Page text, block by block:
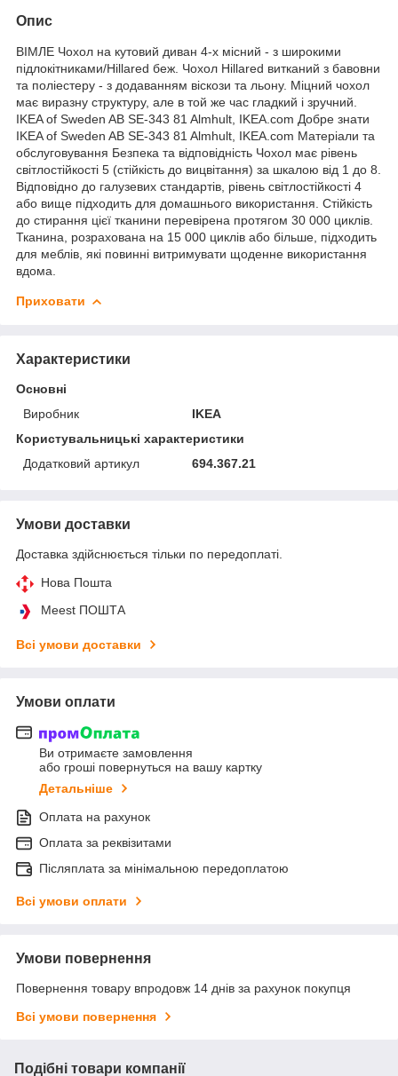
Опис
ВІМЛЕ Чохол на кутовий диван 4-х місний - з широкими
підлокітниками/Hillared беж. Чохол Hillared витканий з бавовни
та поліестеру - з додаванням віскози та льону. Міцний чохол
має виразну структуру, але в той же час гладкий і зручний.
IKEA of Sweden AB SE-343 81 Almhult, IKEA.com Добре знати
IKEA of Sweden AB SE-343 81 Almhult, IKEA.com Матеріали та
обслуговування Безпека та відповідність Чохол має рівень
світлостійкості 5 (стійкість до вицвітання) за шкалою від 1 до 8.
Відповідно до галузевих стандартів, рівень світлостійкості 4
або вище підходить для домашнього використання. Стійкість
до стирання цієї тканини перевірена протягом 30 000 циклів.
Тканина, розрахована на 15 000 циклів або більше, підходить
для меблів, які повинні витримувати щоденне використання
вдома.
Приховати
Характеристики
Основні
Виробник
IKEA
Користувальницькі характеристики
Додатковий артикул
694.367.21
Умови доставки
Доставка здійснюється тільки по передоплаті.
Нова Пошта
Meest ПОШТА
Всі умови доставки
Умови оплати
Ви отримаєте замовлення
або гроші повернуться на вашу картку
Детальніше
Оплата на рахунок
Оплата за реквізитами
Післяплата за мінімальною передоплатою
Всі умови оплати
Умови повернення
Повернення товару впродовж 14 днів за рахунок покупця
Всі умови повернення
Подібні товари компанії